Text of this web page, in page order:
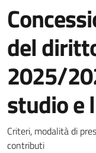
del
2025/
studio e
Dettagli
Criteri, modalità di
contributi